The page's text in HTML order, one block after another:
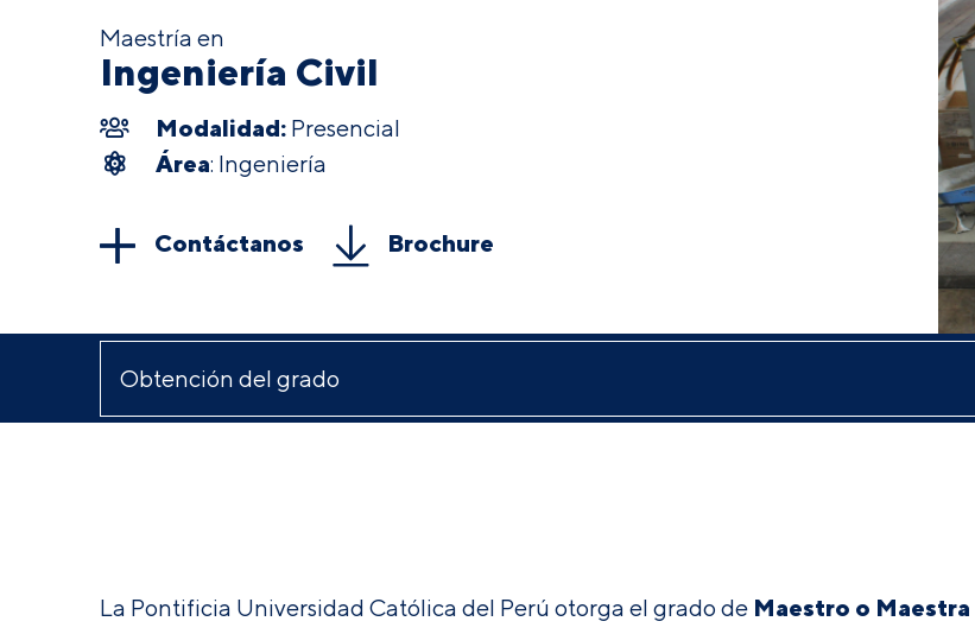
Maestría en
Ingeniería Civil
Modalidad: Presencial
Área: Ingeniería
Contáctanos Brochure
La Pontificia Universidad Católica del Perú otorga el grado de Maestro o Maestra